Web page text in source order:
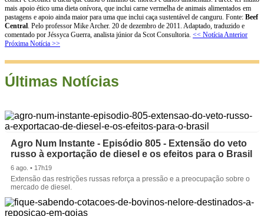
mais apoio ético uma dieta onívora, que inclui carne vermelha de animais alimentados em
pastagens e apoio ainda maior para uma que inclui caça sustentável de canguru. Fonte: Beef
Central. Pelo professor Mike Archer. 20 de dezembro de 2011. Adaptado, traduzido e
comentado por Jéssyca Guerra, analista júnior da Scot Consultoria. << Notícia Anterior
Próxima Notícia >>
Últimas Notícias
Agro Num Instante - Episódio 805 - Extensão do veto
russo à exportação de diesel e os efeitos para o Brasil
6 ago. • 17h19
Extensão das restrições russas reforça a pressão e a preocupação sobre o
mercado de diesel.